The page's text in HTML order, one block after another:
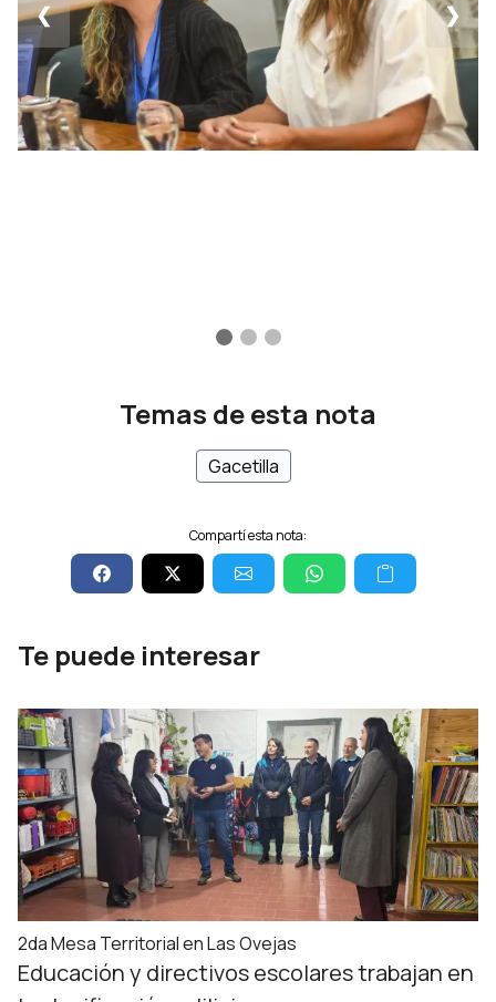
❮ ❯
Temas de esta nota
Gacetilla
Compartí esta nota:
Te puede interesar
2da Mesa Territorial en Las Ovejas
Educación y directivos escolares trabajan en